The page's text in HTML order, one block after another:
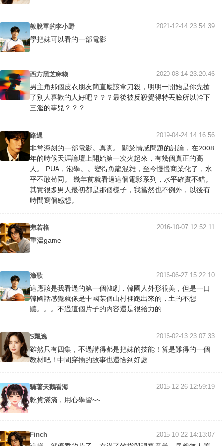
教脫單的李小野 2021-12-14 23:54:39
學把妹可以看的一部電影
西方黑芝麻糊 2020-08-14 23:20:46
男主角那個皮衣朋友簡直應該拿刀殺，明明一開始是你先搶
了別人喜歡的人好吧？？？最後被反殺覺得特丟臉所以幹下
三濫的事兒？？？
路過 2019-04-24 14:16:56
非常深刻的一部電影。真實。 關於情感問題的討論，在2008
年的時候天涯論壇上開始第一次火起來，有幾個真正的高
人。 PUA，泡學。。變得魚龍混雜，至今慢慢商業化了，水
平不敢苟同。 幾年前就看過這個電影系列，水平確實不錯。
其實很多男人最初都是那個樣子，我當然也不例外，以後有
時間寫個感想。
弗若格 2016-10-07 12:52:11
重溫game
漁歌 2016-06-27 15:22:10
這應該是我看過的第一個韓劇，韓國人外形很美，但是一口
韓國話感覺就像是中國某個山村裡跑出來的，土的不想
聽。。。不過這個片子的內容還是很給力的
S飄逸 2016-02-13 23:07:33
雖然只有四集，不過講得都是把妹的技能！算是難得的一個
教材吧！中間穿插的故事也還恰到好處
騎著天鵝看海 2015-12-26 12:59:19
乾貨滿滿，用心學習~~
Finch 2015-10-22 14:13:07